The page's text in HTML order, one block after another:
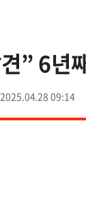
” 6년
2025.04.28 09:14